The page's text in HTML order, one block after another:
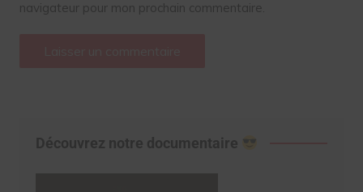
navigateur pour mon prochain commentaire.
Découvrez notre documentaire